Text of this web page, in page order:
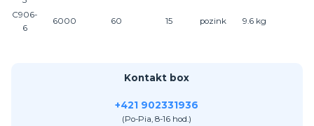
C906-
6
6000 60 15 pozink 9.6 kg
Kontakt box
+421 902331936
(Po-Pia, 8-16 hod.)